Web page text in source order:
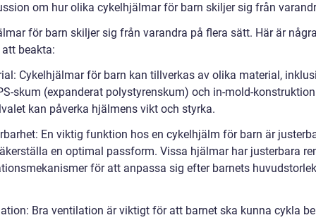
om hur olika cykelhjälmar för barn skiljer sig från
för barn skiljer sig från varandra på flera sätt. Här är
beakta:
Cykelhjälmar för barn kan tillverkas av olika material,
skum (expanderat polystyrenskum) och in-mold-
kan påverka hjälmens vikt och styrka.
En viktig funktion hos en cykelhjälm för barn är
en optimal passform. Vissa hjälmar har justerbara
för att anpassa sig efter barnets
Bra ventilation är viktigt för att barnet ska kunna cykla